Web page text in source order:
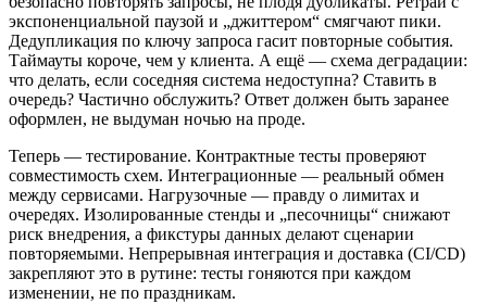
экспоненциальной паузой и „джиттером“ смягчают пики.
Дедупликация по ключу запроса гасит повторные события.
Таймауты короче, чем у клиента. А ещё — схема деградации:
что делать, если соседняя система недоступна? Ставить в
очередь? Частично обслужить? Ответ должен быть заранее
оформлен, не выдуман ночью на проде.
Теперь — тестирование. Контрактные тесты проверяют
совместимость схем. Интеграционные — реальный обмен
между сервисами. Нагрузочные — правду о лимитах и
очередях. Изолированные стенды и „песочницы“ снижают
риск внедрения, а фикстуры данных делают сценарии
повторяемыми. Непрерывная интеграция и доставка (CI/CD)
закрепляют это в рутине: тесты гоняются при каждом
изменении, не по праздникам.